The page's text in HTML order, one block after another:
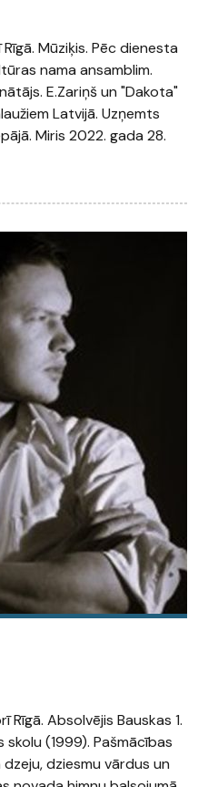
Mūziķis. Pēc dienesta
nama ansamblim.
E.Zariņš un "Dakota"
Latvijā. Uzņemts
Miris 2022. gada 28.
Rīgā. Absolvējis Bauskas 1.
skolu (1999). Pašmācības
dziesmu vārdus un